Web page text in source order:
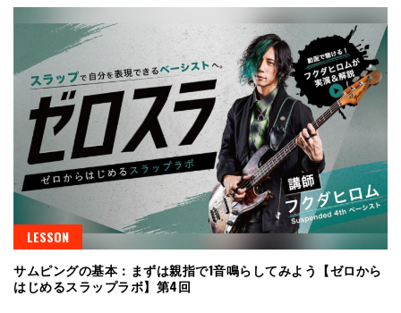
LESSON
サムピングの基本：まずは親指で1音鳴らしてみよう【ゼロから
はじめるスラップラボ】第4回